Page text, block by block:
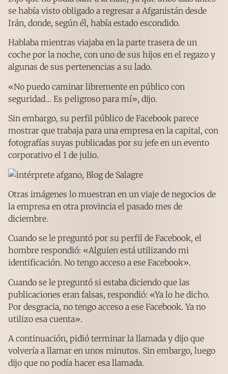
se había visto obligado a regresar a Afganistán desde
Irán, donde, según él, había estado escondido.
Hablaba mientras viajaba en la parte trasera de un
coche por la noche, con uno de sus hijos en el regazo y
algunas de sus pertenencias a su lado.
«No puedo caminar libremente en público con
seguridad… Es peligroso para mí», dijo.
Sin embargo, su perfil público de Facebook parece
mostrar que trabaja para una empresa en la capital, con
fotografías suyas publicadas por su jefe en un evento
corporativo el 1 de julio.
Otras imágenes lo muestran en un viaje de negocios de
la empresa en otra provincia el pasado mes de
diciembre.
Cuando se le preguntó por su perfil de Facebook, el
hombre respondió: «Alguien está utilizando mi
identificación. No tengo acceso a ese Facebook».
Cuando se le preguntó si estaba diciendo que las
publicaciones eran falsas, respondió: «Ya lo he dicho.
Por desgracia, no tengo acceso a ese Facebook. Ya no
utilizo esa cuenta».
A continuación, pidió terminar la llamada y dijo que
volvería a llamar en unos minutos. Sin embargo, luego
dijo que no podía hacer esa llamada.